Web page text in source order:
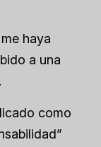
haya
a una
como